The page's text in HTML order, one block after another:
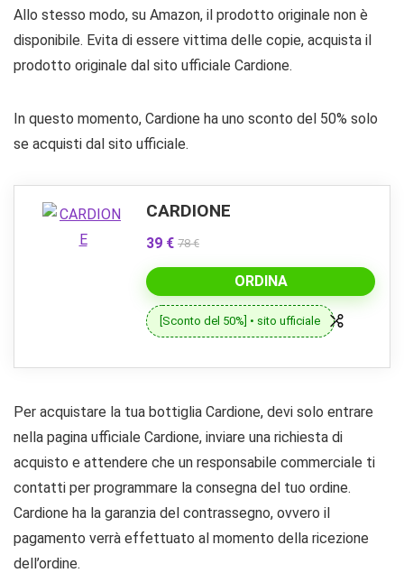
Allo stesso modo, su Amazon, il prodotto originale non è
disponibile. Evita di essere vittima delle copie, acquista il
prodotto originale dal sito ufficiale Cardione.
In questo momento, Cardione ha uno sconto del 50% solo
se acquisti dal sito ufficiale.
CARDIONE
39 € 78 €
ORDINA
[Sconto del 50%] • sito ufficiale
Per acquistare la tua bottiglia Cardione, devi solo entrare
nella pagina ufficiale Cardione, inviare una richiesta di
acquisto e attendere che un responsabile commerciale ti
contatti per programmare la consegna del tuo ordine.
Cardione ha la garanzia del contrassegno, ovvero il
pagamento verrà effettuato al momento della ricezione
dell’ordine.